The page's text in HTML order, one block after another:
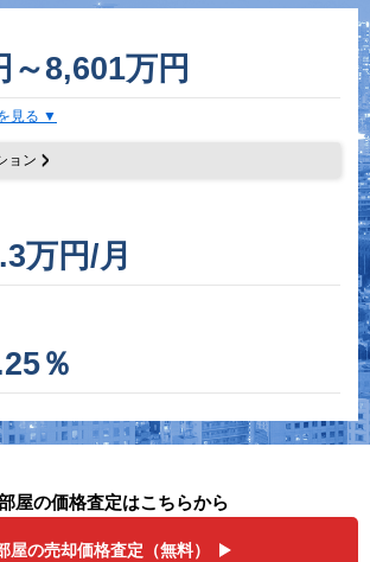
～8,601万円
見る
ョン
万円/月
％
屋の価格査定はこちらから
屋の売却価格査定（無料）